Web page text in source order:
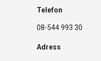
Telefon
08-544 993 30
Adress